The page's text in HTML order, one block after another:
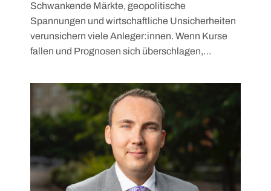
Schwankende Märkte, geopolitische
Spannungen und wirtschaftliche Unsicherheiten
verunsichern viele Anleger:innen. Wenn Kurse
fallen und Prognosen sich überschlagen,…